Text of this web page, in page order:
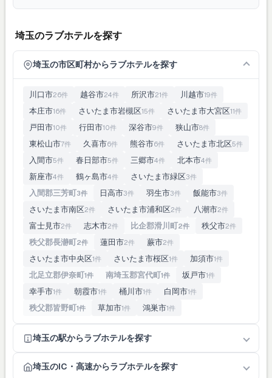
埼玉のラブホテルを探す
埼玉の市区町村からラブホテルを探す
川口市26件 越谷市24件 所沢市21件 川越市19件
本庄市16件 さいたま市岩槻区15件 さいたま市大宮区11件
戸田市10件 行田市10件 深谷市9件 狭山市8件
東松山市7件 久喜市6件 熊谷市6件 さいたま市北区5件
入間市5件 春日部市5件 三郷市4件 北本市4件
新座市4件 鶴ヶ島市4件 さいたま市緑区3件
入間郡三芳町3件 日高市3件 羽生市3件 飯能市3件
さいたま市南区2件 さいたま市浦和区2件 八潮市2件
富士見市2件 志木市2件 比企郡滑川町2件 秩父市2件
秩父郡長瀞町2件 蓮田市2件 蕨市2件
さいたま市中央区1件 さいたま市桜区1件 加須市1件
北足立郡伊奈町1件 南埼玉郡宮代町1件 坂戸市1件
幸手市1件 朝霞市1件 桶川市1件 白岡市1件
秩父郡皆野町1件 草加市1件 鴻巣市1件
埼玉の駅からラブホテルを探す
埼玉のIC・高速からラブホテルを探す